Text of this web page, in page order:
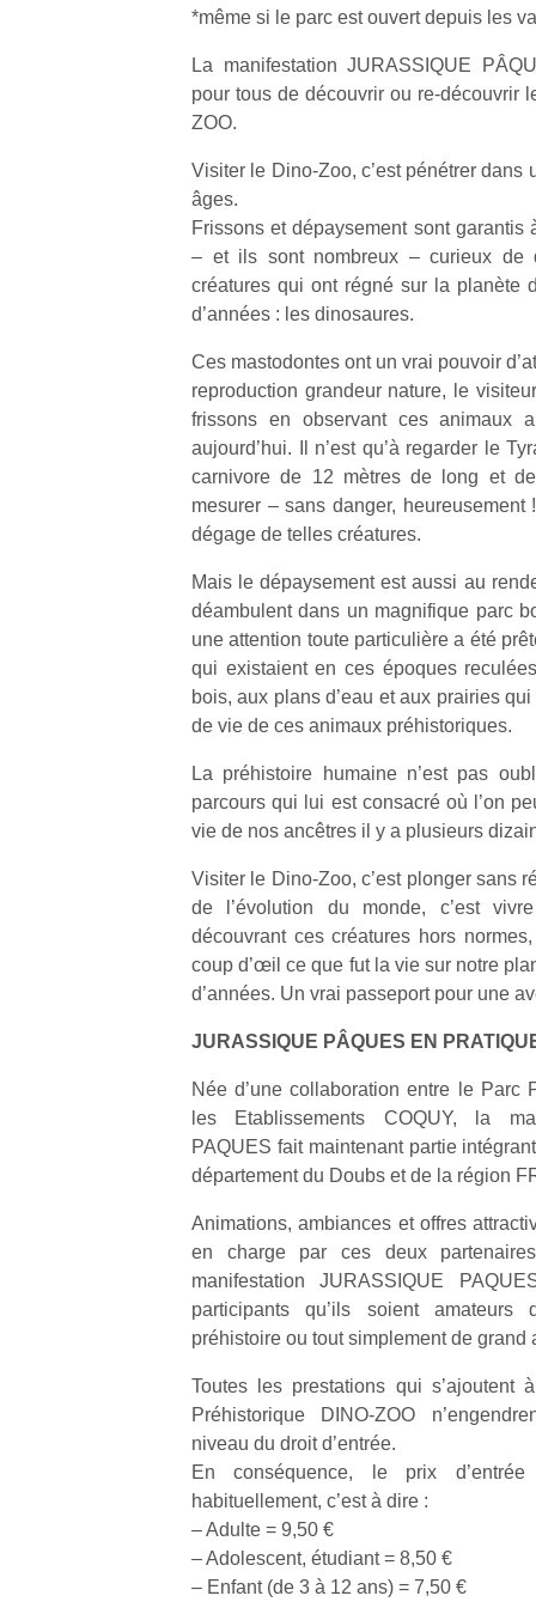
*même si le parc est ouvert depuis les
La manifestation JURASSIQUE
pour tous de découvrir ou re-découvrir
ZOO.
Visiter le Dino-Zoo, c’est pénétrer dans
âges.
Frissons et dépaysement sont garantis
– et ils sont nombreux – curieux de
créatures qui ont régné sur la planète
d’années : les dinosaures.
Ces mastodontes ont un vrai pouvoir
reproduction grandeur nature, le
frissons en observant ces animaux
aujourd’hui. Il n’est qu’à regarder le
carnivore de 12 mètres de long et
mesurer – sans danger,
dégage de telles créatures.
Mais le dépaysement est aussi au
déambulent dans un magnifique parc
une attention toute particulière a été
qui existaient en ces époques
bois, aux plans d’eau et aux prairies
de vie de ces animaux préhistoriques.
La préhistoire humaine n’est pas
parcours qui lui est consacré où l’on
vie de nos ancêtres il y a plusieurs
Visiter le Dino-Zoo, c’est plonger sans
de l’évolution du monde, c’est
découvrant ces créatures hors
coup d’œil ce que fut la vie sur notre
d’années. Un vrai passeport pour une
JURASSIQUE PÂQUES EN
Née d’une collaboration entre le Parc
les Etablissements COQUY, la
PAQUES fait maintenant partie
département du Doubs et de la région
Animations, ambiances et offres
en charge par ces deux
manifestation JURASSIQUE
participants qu’ils soient amateurs
préhistoire ou tout simplement de grand
Toutes les prestations qui s’ajoutent
Préhistorique DINO-ZOO
niveau du droit d’entrée.
En conséquence, le prix
habituellement, c’est à dire :
– Adulte = 9,50 €
– Adolescent, étudiant = 8,50 €
– Enfant (de 3 à 12 ans) = 7,50 €
à
…
NextGen,
une
nouvelle
trottinette
Beeper
enfants
débordent
d’énergie.
Varier les
occupations
n’est pas
toujours
simple.
Conjuguer
divertissement,
activité
Des
trampolines
grands et
les petits !
Durant les
vacances
estivales
retour des
beaux
rêvée
pour les
de…